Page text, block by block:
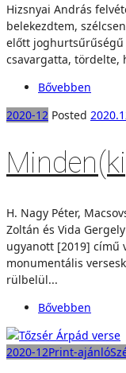
Hizsnyai András
belekezdtem,
előtt joghurtsűrűségű
csavargatta, tördelte,
Bővebben
2020-12 Posted
H. Nagy Péter,
Zoltán és Vida
ugyanott [2019] című
monumentális
rülbelül...
Bővebben
2020-12Print-ajánló